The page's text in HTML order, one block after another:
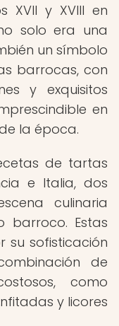
XVII y XVIII en
solo era una
un símbolo
barrocas, con
y exquisitos
en
la época.
de tartas
e Italia, dos
culinaria
barroco. Estas
su sofisticación
de
como
y licores